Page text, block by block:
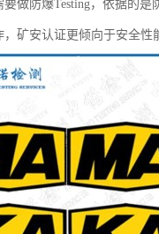
做防爆Testing，依据的
矿安认证更倾向于安全性